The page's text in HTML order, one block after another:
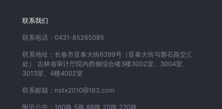
联系我们
联系电话：0431-85265085
联系地址：长春市亚泰大街6399号（亚泰大街与磐石路交汇
处） 吉林省审计厅院内西侧综合楼3楼3002室、3004室、
3013室、4楼4002室
联系邮箱：nstx2010@163.com
附近公交：160路 5路 88路 20路 270路